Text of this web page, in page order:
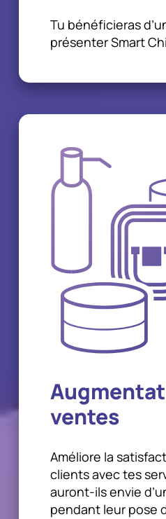
Tu bénéficieras
présenter Smart
ventes
Améliore la
clients avec tes
auront-ils envie
pendant leur pose